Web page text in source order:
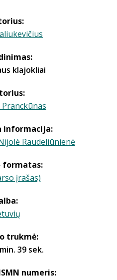
klajokliai
informacija:
Raudeliūnienė
formatas:
įrašas)
trukmė:
39 sek.
numeris: